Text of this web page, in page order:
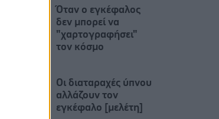
Όταν ο εγκέφαλος
δεν μπορεί να
"χαρτογραφήσει"
τον κόσμο
Οι διαταραχές ύπνου
αλλάζουν τον
εγκέφαλο [μελέτη]